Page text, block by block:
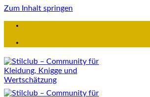
Zum Inhalt springen